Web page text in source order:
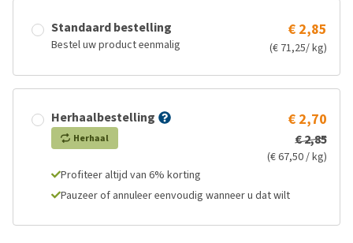
Standaard bestelling
Bestel uw product eenmalig
€ 2,85
(€ 71,25/ kg)
Herhaalbestelling
Herhaal
€ 2,70
€ 2,85
(€ 67,50 / kg)
Profiteer altijd van 6% korting
Pauzeer of annuleer eenvoudig wanneer u dat wilt